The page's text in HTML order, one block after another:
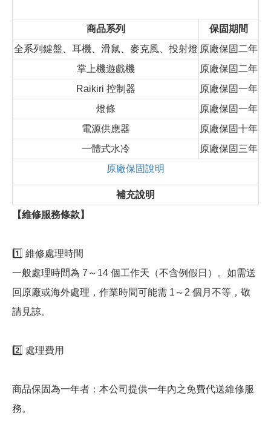
商品系列
保固期間
全系列鍵盤、耳機、滑鼠、麥克風、投射燈 原廠保固二年
掌上機遊戲機
原廠保固二年
Raikiri 控制器
原廠保固一年
燈條
原廠保固一年
電源供應器
原廠保固十年
一體式水冷
原廠保固三年
原廠保固說明
補充說明
【維修服務條款】
1️⃣ 維修處理時間
一般處理時間為 7～14 個工作天（不含例假日）。如需送
回原廠或海外處理，作業時間可能需 1～2 個月不等，敬
請見諒。
2️⃣ 處理費用
商品保固為一年者：本公司提供一年內之免費代送維修服
務。